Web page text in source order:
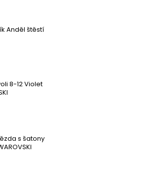
Anděl štěstí
8-12 Violet
s šatony